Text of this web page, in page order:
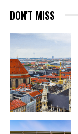
DON'T MISS